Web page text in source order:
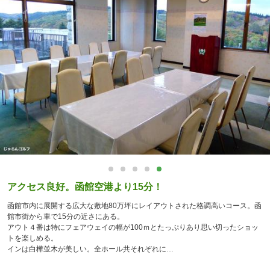
アクセス良好。函館空港より15分！
函館市内に展開する広大な敷地80万坪にレイアウトされた格調高いコース。函
館市街から車で15分の近さにある。
アウト４番は特にフェアウェイの幅が100ｍとたっぷりあり思い切ったショッ
トを楽しめる。
インは白樺並木が美しい。全ホール共それぞれに